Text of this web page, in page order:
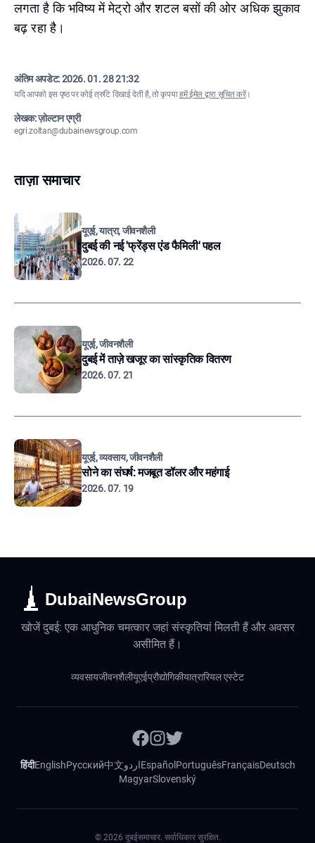
लगता है कि भविष्य में मेट्रो और शटल बसों की ओर अधिक झुकाव
बढ़ रहा है।
अंतिम अपडेट:2026. 01. 28 21:32
यदि आपको इस पृष्ठ पर कोई त्रुटि दिखाई देती है, तो कृपयाहमें ईमेल द्वारा सूचित करें।
लेखक: ज़ोल्टान एग्री
egri.zoltan@dubainewsgroup.com
ताज़ा समाचार
यूएई, यात्रा, जीवनशैली
दुबई की नई 'फ्रेंड्स एंड फैमिली' पहल
2026. 07. 22
यूएई, जीवनशैली
दुबई में ताज़े खजूर का सांस्कृतिक वितरण
2026. 07. 21
यूएई, व्यवसाय, जीवनशैली
सोने का संघर्ष: मजबूत डॉलर और महंगाई
2026. 07. 19
DubaiNewsGroup
खोजें दुबई: एक आधुनिक चमत्कार जहां संस्कृतियां मिलती हैं और अवसर
असीमित हैं।
व्यवसायजीवनशैलीयूएईप्रौद्योगिकीयात्रारियल एस्टेट
हिंदीEnglishРусский中文اردوEspañol PortuguêsFrançaisDeutsch
MagyarSlovenský
© 2026 दुबईसमाचार. सर्वाधिकार सुरक्षित.